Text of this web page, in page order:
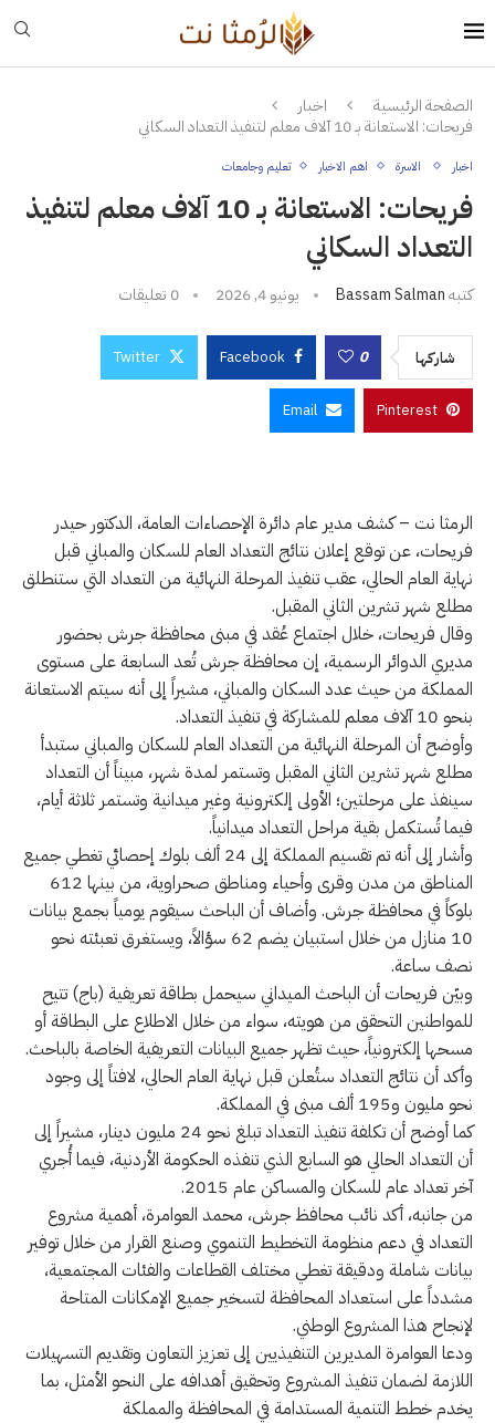
الصفحة الرئيسية
اخبار
فريحات: الاستعانة بـ 10 آلاف معلم لتنفيذ التعداد السكاني
اخبار الاسرة اهم الاخبار تعليم وجامعات
فريحات: الاستعانة بـ 10 آلاف معلم لتنفيذ
التعداد السكاني
كتبهBassam Salman يونيو 4, 2026 0 تعليقات
شاركها 0
Facebook
Twitter
Pinterest
Email
الرمثا نت – كشف مدير عام دائرة الإحصاءات العامة، الدكتور حيدر
فريحات، عن توقع إعلان نتائج التعداد العام للسكان والمباني قبل
نهاية العام الحالي، عقب تنفيذ المرحلة النهائية من التعداد التي ستنطلق
مطلع شهر تشرين الثاني المقبل.
وقال فريحات، خلال اجتماع عُقد في مبنى محافظة جرش بحضور
مديري الدوائر الرسمية، إن محافظة جرش تُعد السابعة على مستوى
المملكة من حيث عدد السكان والمباني، مشيراً إلى أنه سيتم الاستعانة
بنحو 10 آلاف معلم للمشاركة في تنفيذ التعداد.
وأوضح أن المرحلة النهائية من التعداد العام للسكان والمباني ستبدأ
مطلع شهر تشرين الثاني المقبل وتستمر لمدة شهر، مبيناً أن التعداد
سينفذ على مرحلتين؛ الأولى إلكترونية وغير ميدانية وتستمر ثلاثة أيام،
فيما تُستكمل بقية مراحل التعداد ميدانياً.
وأشار إلى أنه تم تقسيم المملكة إلى 24 ألف بلوك إحصائي تغطي جميع
المناطق من مدن وقرى وأحياء ومناطق صحراوية، من بينها 612
بلوكاً في محافظة جرش. وأضاف أن الباحث سيقوم يومياً بجمع بيانات
10 منازل من خلال استبيان يضم 62 سؤالاً، ويستغرق تعبئته نحو
نصف ساعة.
وبيّن فريحات أن الباحث الميداني سيحمل بطاقة تعريفية (باج) تتيح
للمواطنين التحقق من هويته، سواء من خلال الاطلاع على البطاقة أو
مسحها إلكترونياً، حيث تظهر جميع البيانات التعريفية الخاصة بالباحث.
وأكد أن نتائج التعداد ستُعلن قبل نهاية العام الحالي، لافتاً إلى وجود
نحو مليون و195 ألف مبنى في المملكة.
كما أوضح أن تكلفة تنفيذ التعداد تبلغ نحو 24 مليون دينار، مشيراً إلى
أن التعداد الحالي هو السابع الذي تنفذه الحكومة الأردنية، فيما أُجري
آخر تعداد عام للسكان والمساكن عام 2015.
من جانبه، أكد نائب محافظ جرش، محمد العوامرة، أهمية مشروع
التعداد في دعم منظومة التخطيط التنموي وصنع القرار من خلال توفير
بيانات شاملة ودقيقة تغطي مختلف القطاعات والفئات المجتمعية،
مشدداً على استعداد المحافظة لتسخير جميع الإمكانات المتاحة
لإنجاح هذا المشروع الوطني.
ودعا العوامرة المديرين التنفيذيين إلى تعزيز التعاون وتقديم التسهيلات
اللازمة لضمان تنفيذ المشروع وتحقيق أهدافه على النحو الأمثل، بما
يخدم خطط التنمية المستدامة في المحافظة والمملكة